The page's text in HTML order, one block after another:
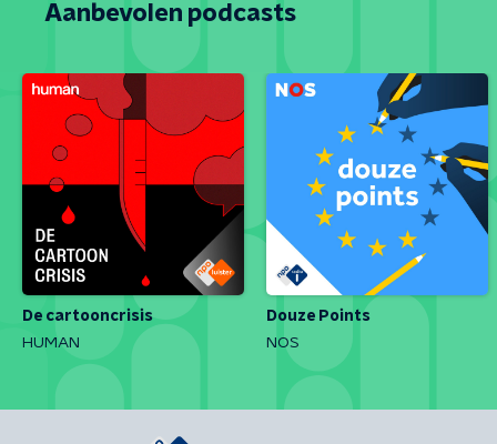
Aanbevolen podcasts
De cartooncrisis
HUMAN
Douze Points
NOS